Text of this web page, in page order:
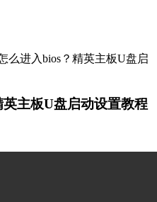
么进入bios？精英主板U盘启
主板U盘启动设置教程